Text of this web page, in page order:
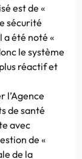
est de «
sécurité
a été noté «
le système
réactif et
de santé
avec
de «
de la